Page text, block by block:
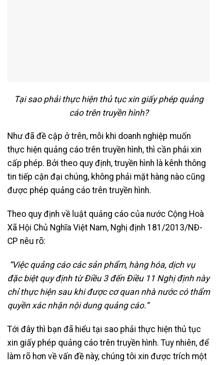
Tại sao phải thực hiện thủ tục xin giấy phép quảng
cáo trên truyền hình?
Như đã đề cập ở trên, mỗi khi doanh nghiệp muốn
thực hiện quảng cáo trên truyền hình, thì cần phải xin
cấp phép. Bởi theo quy định, truyền hình là kênh thông
tin tiếp cận đại chúng, không phải mặt hàng nào cũng
được phép quảng cáo trên truyền hình.
Theo quy định về luật quảng cáo của nước Cộng Hoà
Xã Hội Chủ Nghĩa Việt Nam, Nghị định 181/2013/NĐ-
CP nêu rõ:
“Việc quảng cáo các sản phẩm, hàng hóa, dịch vụ
đặc biệt quy định từ Điều 3 đến Điều 11 Nghị định này
chỉ thực hiện sau khi được cơ quan nhà nước có thẩm
quyền xác nhận nội dung quảng cáo.”
Tới đây thì bạn đã hiểu tại sao phải thực hiện thủ tục
xin giấy phép quảng cáo trên truyền hình. Tuy nhiên, để
làm rõ hơn về vấn đề này, chúng tôi xin được trích một